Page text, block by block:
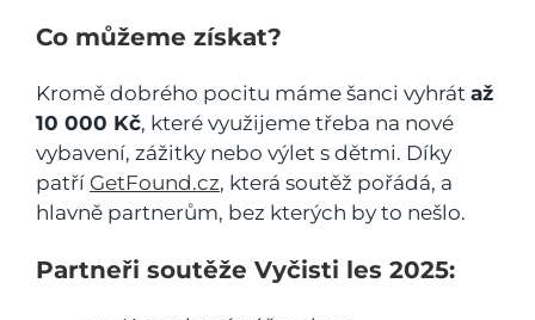
Co můžeme získat?
Kromě dobrého pocitu máme šanci vyhrát až
10 000 Kč, které využijeme třeba na nové
vybavení, zážitky nebo výlet s dětmi. Díky
patří GetFound.cz, která soutěž pořádá, a
hlavně partnerům, bez kterých by to nešlo.
Partneři soutěže Vyčisti les 2025: